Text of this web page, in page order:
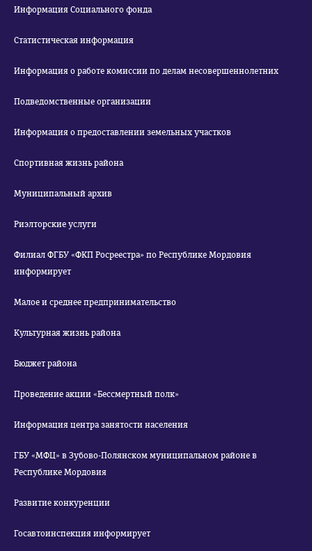
Информация Социального фонда
Статистическая информация
Информация о работе комиссии по делам несовершеннолетних
Подведомственные организации
Информация о предоставлении земельных участков
Спортивная жизнь района
Муниципальный архив
Риэлторские услуги
Филиал ФГБУ «ФКП Росреестра» по Республике Мордовия
информирует
Малое и среднее предпринимательство
Культурная жизнь района
Бюджет района
Проведение акции «Бессмертный полк»
Информация центра занятости населения
ГБУ «МФЦ» в Зубово-Полянском муниципальном районе в
Республике Мордовия
Развитие конкуренции
Госавтоинспекция информирует